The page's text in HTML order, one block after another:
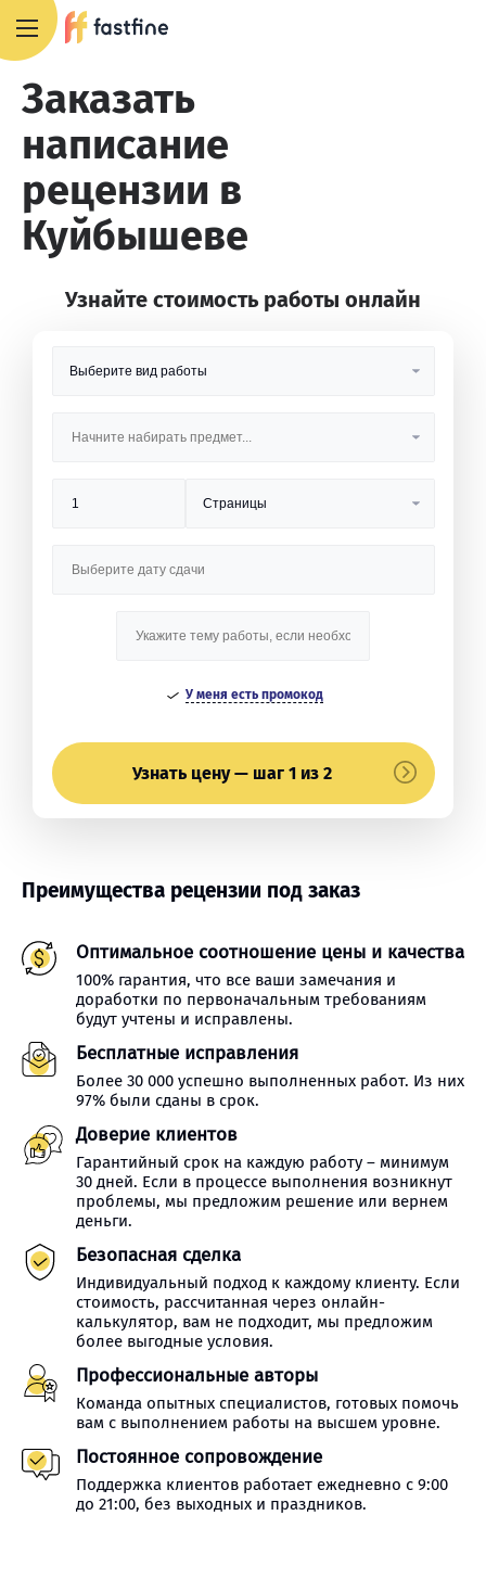
Заказать
написание
рецензии в
Куйбышеве
Узнайте стоимость работы онлайн
У меня есть промокод
Узнать цену — шаг 1 из 2
Преимущества рецензии под заказ
Оптимальное соотношение цены и качества
100% гарантия, что все ваши замечания и
доработки по первоначальным требованиям
будут учтены и исправлены.
Бесплатные исправления
Более 30 000 успешно выполненных работ. Из них
97% были сданы в срок.
Доверие клиентов
Гарантийный срок на каждую работу – минимум
30 дней. Если в процессе выполнения возникнут
проблемы, мы предложим решение или вернем
деньги.
Безопасная сделка
Индивидуальный подход к каждому клиенту. Если
стоимость, рассчитанная через онлайн-
калькулятор, вам не подходит, мы предложим
более выгодные условия.
Профессиональные авторы
Команда опытных специалистов, готовых помочь
вам с выполнением работы на высшем уровне.
Постоянное сопровождение
Поддержка клиентов работает ежедневно с 9:00
до 21:00, без выходных и праздников.